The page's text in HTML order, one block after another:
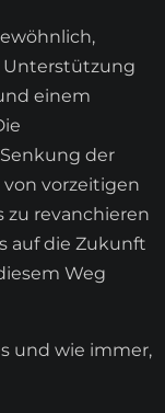
Unterstützung
einem
der
vorzeitigen
zu revanchieren
auf die Zukunft
Weg
und wie immer,